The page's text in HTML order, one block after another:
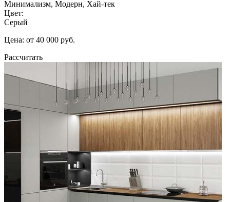
Минимализм, Модерн, Хай-тек
Цвет:
Серый
Цена: от 40 000 руб.
Рассчитать